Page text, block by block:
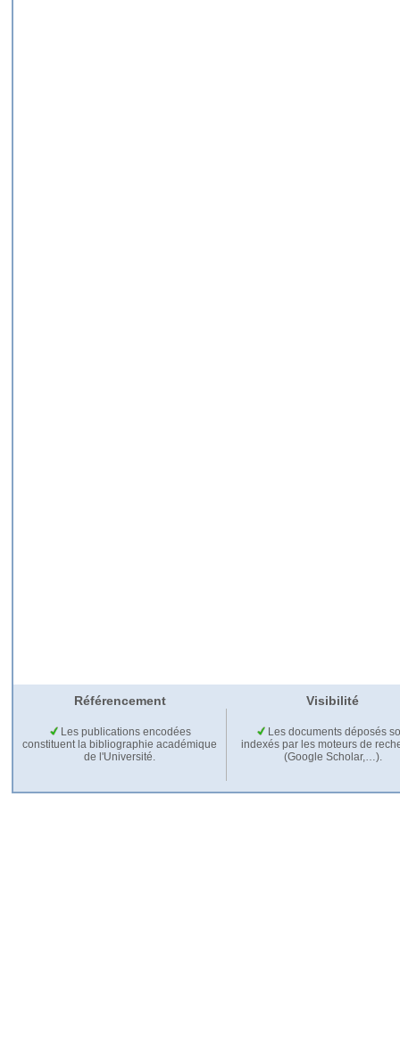
Référencement Visibilité
Les publications encodées
constituent la bibliographie académique
de l'Université.
Les documents déposés
indexés par les moteurs de
(Google Scholar,…).